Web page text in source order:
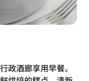
政酒廊享用早餐。